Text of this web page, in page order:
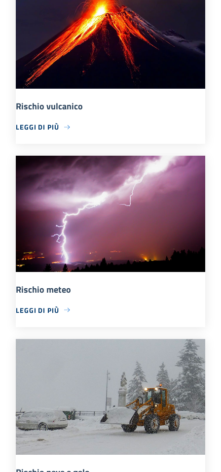
Rischio vulcanico
LEGGI DI PIÙ
Rischio meteo
LEGGI DI PIÙ